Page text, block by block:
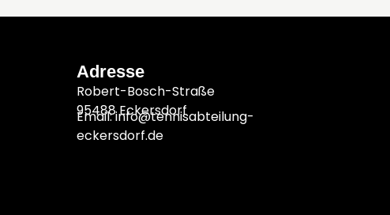
Adresse
Robert-Bosch-Straße
95488 Eckersdorf
Email: info@tennisabteilung-
eckersdorf.de